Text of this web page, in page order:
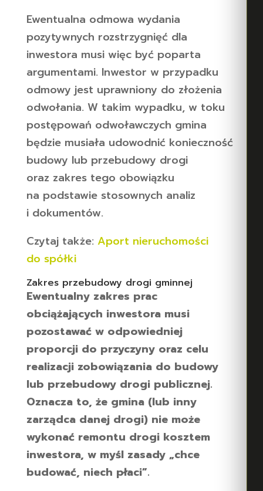
Ewentualna odmowa wydania
pozytywnych rozstrzygnięć dla
inwestora musi więc być poparta
argumentami. Inwestor w przypadku
odmowy jest uprawniony do złożenia
odwołania. W takim wypadku, w toku
postępowań odwoławczych gmina
będzie musiała udowodnić konieczność
budowy lub przebudowy drogi
oraz zakres tego obowiązku
na podstawie stosownych analiz
i dokumentów.
Czytaj także: Aport nieruchomości
do spółki
Zakres przebudowy drogi gminnej
Ewentualny zakres prac
obciążających inwestora musi
pozostawać w odpowiedniej
proporcji do przyczyny oraz celu
realizacji zobowiązania do budowy
lub przebudowy drogi publicznej.
Oznacza to, że gmina (lub inny
zarządca danej drogi) nie może
wykonać remontu drogi kosztem
inwestora, w myśl zasady „chce
budować, niech płaci”.